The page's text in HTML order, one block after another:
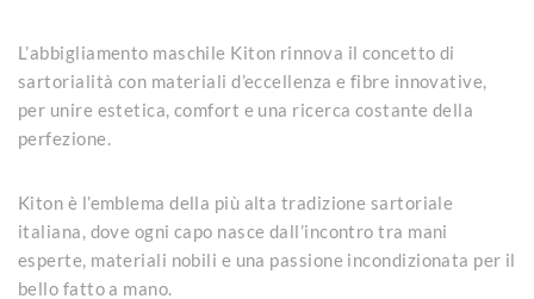
L’abbigliamento maschile Kiton rinnova il concetto di
sartorialità con materiali d’eccellenza e fibre innovative,
per unire estetica, comfort e una ricerca costante della
perfezione.
Kiton è l’emblema della più alta tradizione sartoriale
italiana, dove ogni capo nasce dall’incontro tra mani
esperte, materiali nobili e una passione incondizionata per il
bello fatto a mano.